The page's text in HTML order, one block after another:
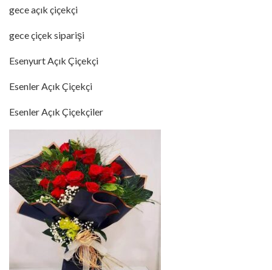
gece açık çiçekçi
gece çiçek siparişi
Esenyurt Açık Çiçekçi
Esenler Açık Çiçekçi
Esenler Açık Çiçekçiler